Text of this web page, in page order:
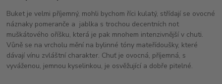
Buket je velmi příjemný, mohli bychom říci kulatý, střídají se ovocné
náznaky pomeranče a jablka s trochou decentních not
muškátového oříšku, která je pak mnohem intenzivnější v chuti.
Vůně se na vrcholu mění na bylinné tóny mateřídoušky, které
dávají vínu zvláštní charakter. Chuť je ovocná, příjemná, s
vyváženou, jemnou kyselinkou, je osvěžující a dobře pitelné.